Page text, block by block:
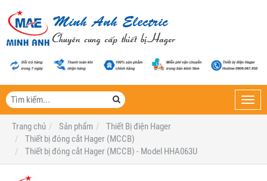
Trang chủ
Sản phẩm
Thiết Bị điện Hager
Thiết bị đóng cắt Hager (MCCB)
Thiết bị đóng cắt Hager (MCCB) - Model HHA063U